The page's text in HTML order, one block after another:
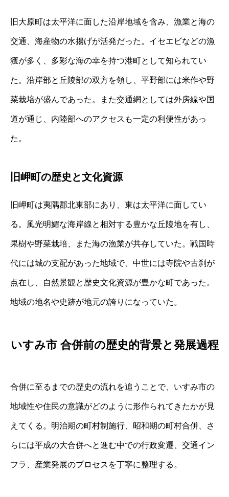
旧大原町は太平洋に面した沿岸地域を含み、漁業と海の
交通、海産物の水揚げが活発だった。イセエビなどの漁
獲が多く、多彩な海の幸を持つ港町として知られてい
た。沿岸部と丘陵部の双方を領し、平野部には米作や野
菜栽培が盛んであった。また交通網としては外房線や国
道が通じ、内陸部へのアクセスも一定の利便性があっ
た。
旧岬町の歴史と文化資源
旧岬町は夷隅郡北東部にあり、東は太平洋に面してい
る。風光明媚な海岸線と相対する豊かな丘陵地を有し、
果樹や野菜栽培、また海の漁業が共存していた。戦国時
代には城の支配があった地域で、中世には寺院や古刹が
点在し、自然景観と歴史文化資源が豊かな町であった。
地域の地名や史跡が地元の誇りになっていた。
いすみ市 合併前の歴史的背景と発展過程
合併に至るまでの歴史の流れを追うことで、いすみ市の
地域性や住民の意識がどのように形作られてきたかが見
えてくる。明治期の町村制施行、昭和期の町村合併、さ
らには平成の大合併へと進む中での行政変遷、交通イン
フラ、産業発展のプロセスを丁寧に整理する。